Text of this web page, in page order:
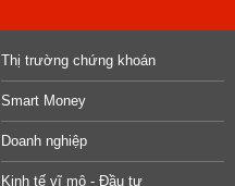
Thị trường chứng khoán
Smart Money
Doanh nghiệp
Kinh tế vĩ mô - Đầu tư